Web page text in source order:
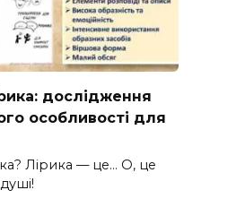
дослідження
особливості для
Лірика — це… О, це